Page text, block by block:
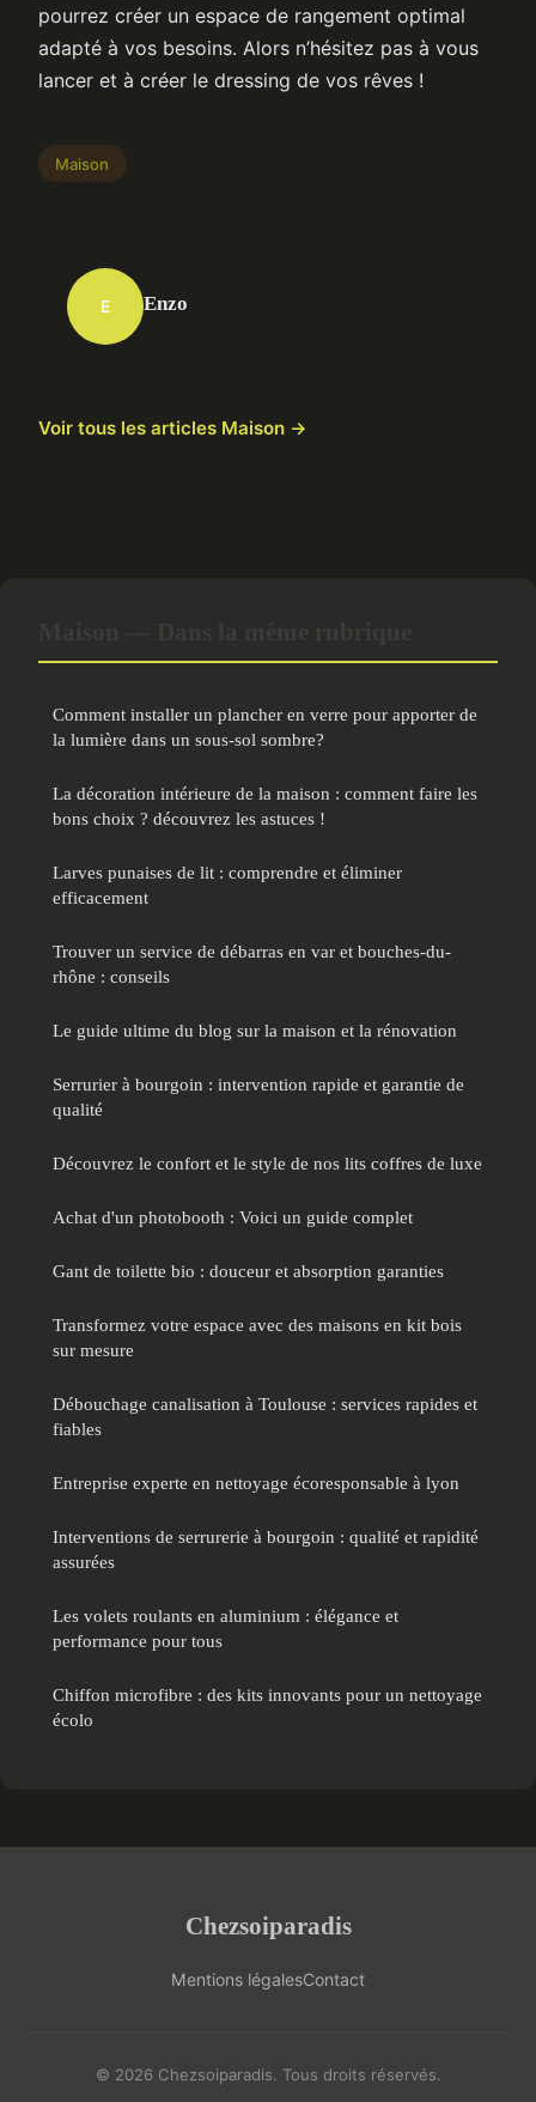
pourrez créer un espace de rangement optimal
adapté à vos besoins. Alors n’hésitez pas à vous
lancer et à créer le dressing de vos rêves !
Maison
E Enzo
Voir tous les articles Maison →
Comment installer un plancher en verre pour apporter de
la lumière dans un sous-sol sombre?
La décoration intérieure de la maison : comment faire les
bons choix ? découvrez les astuces !
Larves punaises de lit : comprendre et éliminer
efficacement
Trouver un service de débarras en var et bouches-du-
rhône : conseils
Le guide ultime du blog sur la maison et la rénovation
Serrurier à bourgoin : intervention rapide et garantie de
qualité
Découvrez le confort et le style de nos lits coffres de luxe
Achat d'un photobooth : Voici un guide complet
Gant de toilette bio : douceur et absorption garanties
Transformez votre espace avec des maisons en kit bois
sur mesure
Débouchage canalisation à Toulouse : services rapides et
fiables
Entreprise experte en nettoyage écoresponsable à lyon
Interventions de serrurerie à bourgoin : qualité et rapidité
assurées
Les volets roulants en aluminium : élégance et
performance pour tous
Chiffon microfibre : des kits innovants pour un nettoyage
écolo
Chezsoiparadis
Mentions légalesContact
© 2026 Chezsoiparadis. Tous droits réservés.